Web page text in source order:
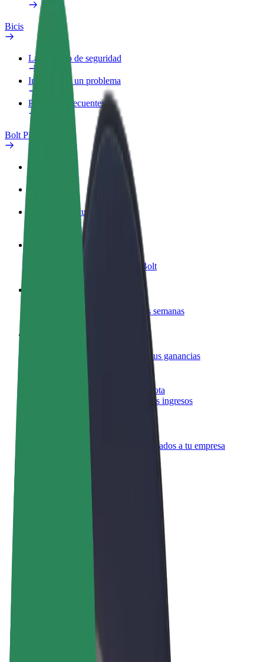
Bicis
Laboratorio de seguridad
Informar de un problema
Preguntas frecuentes
Bolt Plus
Preguntas frecuentes
Colaborar como conductor
Gana dinero colaborando con Bolt
Reparte comida y cobra todas las semanas
Llega a más clientes y maximiza tus ganancias
Registrarse como propietario de flota
Añade tu flota a Bolt y potencia tus ingresos
Bolt para empresas
Productos y servicios de Bolt adaptados a tu empresa